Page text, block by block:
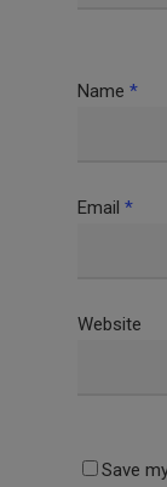
Name *
Email *
Website
Save